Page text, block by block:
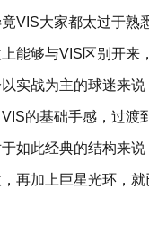
VIS大家都太过于熟
能够与VIS区别开来
实战为主的球迷来
的基础手感，过渡
如此经典的结构来
再加上巨星光环，就